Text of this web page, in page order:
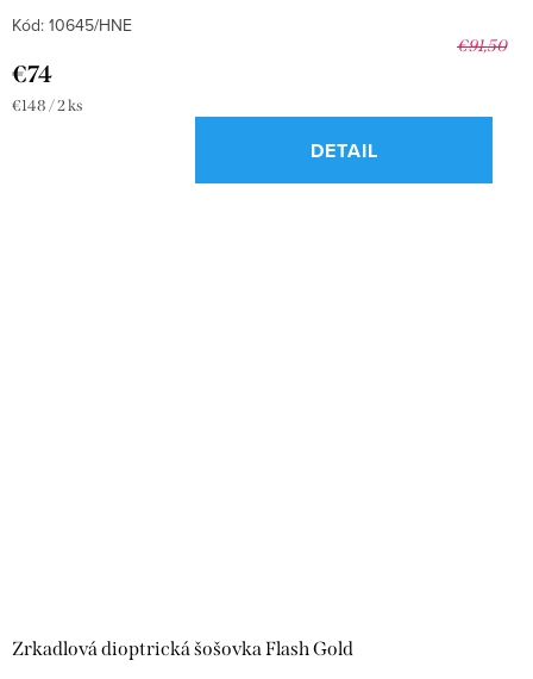
Kód: 10645/HNE
€91,50
€74
Jednotková
€148 / 2 ks
DETAIL
Zrkadlová dioptrická šošovka Flash Gold